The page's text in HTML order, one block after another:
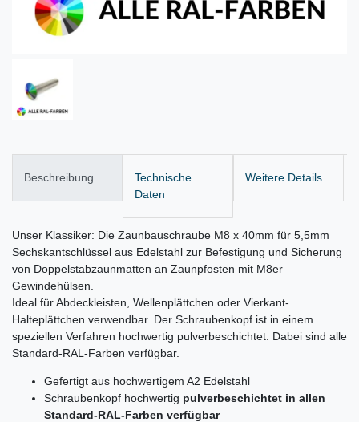
Beschreibung
Technische
Daten
Weitere Details
Unser Klassiker: Die Zaunbauschraube M8 x 40mm für 5,5mm
Sechskantschlüssel aus Edelstahl zur Befestigung und Sicherung
von Doppelstabzaunmatten an Zaunpfosten mit M8er
Gewindehülsen.
Ideal für Abdeckleisten, Wellenplättchen oder Vierkant-
Halteplättchen verwendbar. Der Schraubenkopf ist in einem
speziellen Verfahren hochwertig pulverbeschichtet. Dabei sind alle
Standard-RAL-Farben verfügbar.
Gefertigt aus hochwertigem A2 Edelstahl
Schraubenkopf hochwertig pulverbeschichtet in allen
Standard-RAL-Farben verfügbar